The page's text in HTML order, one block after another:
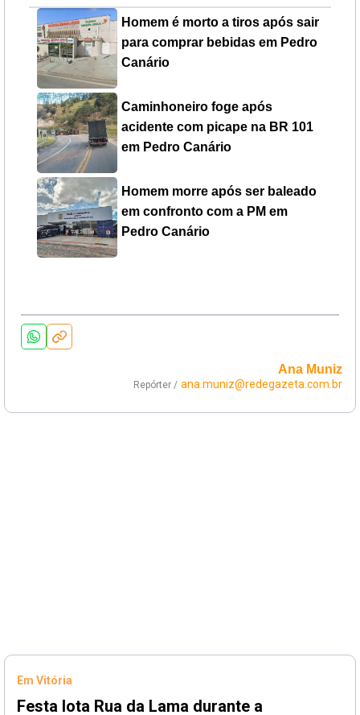
Homem é morto a tiros após sair
para comprar bebidas em Pedro
Canário
Caminhoneiro foge após
acidente com picape na BR 101
em Pedro Canário
Homem morre após ser baleado
em confronto com a PM em
Pedro Canário
Ana Muniz
Repórter / ana.muniz@redegazeta.com.br
Em Vitória
Festa lota Rua da Lama durante a